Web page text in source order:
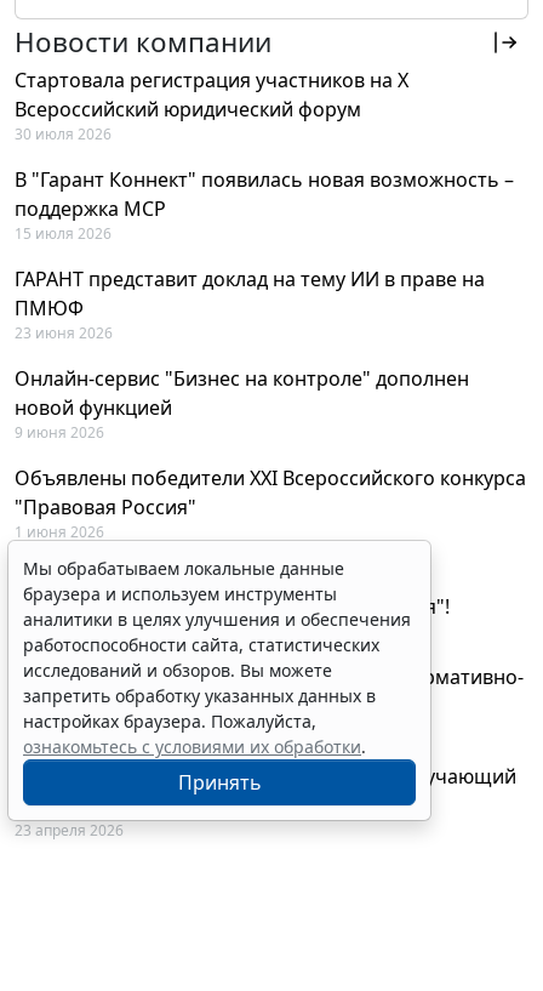
Новости компании
Стартовала регистрация участников на X
Всероссийский юридический форум
30 июля 2026
В "Гарант Коннект" появилась новая возможность –
поддержка MCP
15 июля 2026
ГАРАНТ представит доклад на тему ИИ в праве на
ПМЮФ
23 июня 2026
Онлайн-сервис "Бизнес на контроле" дополнен
новой функцией
9 июня 2026
Объявлены победители XXI Всероссийского конкурса
"Правовая Россия"
1 июня 2026
29 мая будут объявлены лауреаты XXI
Всероссийского конкурса "Правовая Россия"!
27 мая 2026
AI-ассистент Искра теперь анализирует нормативно-
техническую документацию
28 апреля 2026
"ГАРАНТ Электронный экспресс" провел обучающий
вебинар по работе с AI-ассистентом Искра
23 апреля 2026
Мы обрабатываем локальные данные
браузера и используем инструменты
аналитики в целях улучшения и обеспечения
работоспособности сайта, статистических
исследований и обзоров. Вы можете
запретить обработку указанных данных в
настройках браузера. Пожалуйста,
ознакомьтесь с условиями их обработки.
Принять